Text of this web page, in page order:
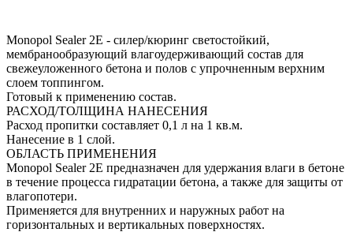
Monopol Sealer 2E - силер/кюринг светостойкий,
мембранообразующий влагоудерживающий состав для
свежеуложенного бетона и полов с упрочненным верхним
слоем топпингом.
Готовый к применению состав.
РАСХОД/ТОЛЩИНА НАНЕСЕНИЯ
Расход пропитки составляет 0,1 л на 1 кв.м.
Нанесение в 1 слой.
ОБЛАСТЬ ПРИМЕНЕНИЯ
Monopol Sealer 2E предназначен для удержания влаги в бетоне
в течение процесса гидратации бетона, а также для защиты от
влагопотери.
Применяется для внутренних и наружных работ на
горизонтальных и вертикальных поверхностях.